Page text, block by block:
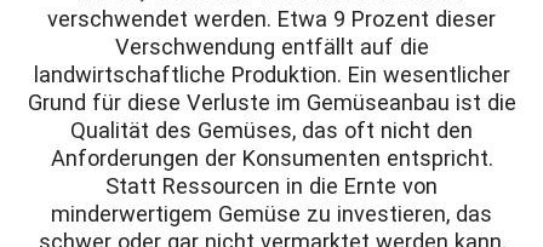
verschwendet werden. Etwa 9 Prozent dieser
Verschwendung entfällt auf die
landwirtschaftliche Produktion. Ein wesentlicher
Grund für diese Verluste im Gemüseanbau ist die
Qualität des Gemüses, das oft nicht den
Anforderungen der Konsumenten entspricht.
Statt Ressourcen in die Ernte von
minderwertigem Gemüse zu investieren, das
schwer oder gar nicht vermarktet werden kann,